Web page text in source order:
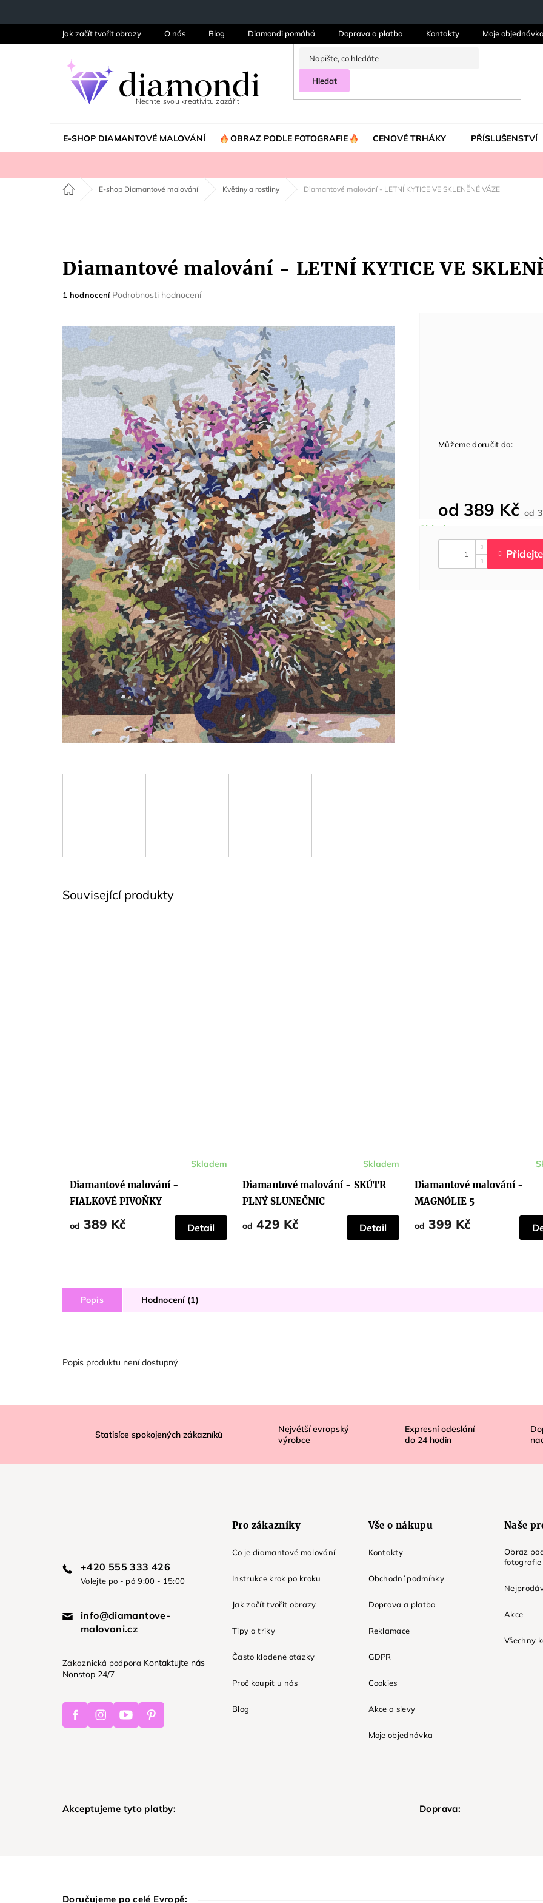
Jak začít tvořit obrazy O nás Blog Diamondi pomáhá Doprava a platba Kontakty Moje
Hledat
E-SHOP DIAMANTOVÉ MALOVÁNÍ OBRAZ PODLE FOTOGRAFIE CENOVÉ TRHÁKY PŘÍSLUŠENSTVÍ
Domů E-shop Diamantové malování Květiny a rostliny Diamantové malování - LETNÍ KYTICE VE SKLENĚNÉ VÁZE
Diamantové malování - LETNÍ KYTICE VE
Průměrné
je
z
hvězdiček.
1 hodnocení Podrobnosti hodnocení
od 389 Kč od
Můžeme doručit do:
Související produkty
Diamantové malování -
FIALKOVÉ PIVOŇKY
produktu
je
5,0
z
hvězdiček.
Skladem
od 389 Kč Detail
Diamantové malování - SKÚTR
PLNÝ SLUNEČNIC
Skladem
od 429 Kč Detail
Diamantové malování -
MAGNÓLIE 5
od 399 Kč
Popis Hodnocení (1)
Popis produktu není dostupný
a
Statisíce spokojených zákazníků
Největší evropský
výrobce
Expresní odeslání
do 24hodin
+420 555 333 426
Volejte po - pá 9:00 - 15:00
info@diamantove-
malovani.cz
Zákaznická podpora Kontaktujte nás
Nonstop 24/7
FacebookInstagramYoutubePinterest
Pro zákazníky
Co je diamantové malování
Instrukce krok po kroku
Jak začít tvořit obrazy
Tipy a triky
Často kladené otázky
Proč koupit u nás
Blog
Vše o nákupu
Kontakty
Obchodní podmínky
Doprava a platba
Reklamace
GDPR
Cookies
Akce a slevy
Moje objednávka
Naše
Obraz
fotografie
Akce
Všechny
Akceptujeme tyto platby: Doprava:
Doručujeme po celé Evropě: